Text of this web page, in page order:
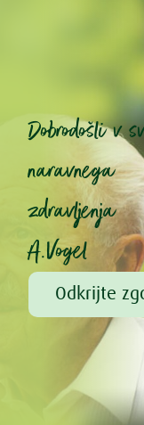
Dobrodošli v
naravnega
zdravljenja
A.Vogel
Odkrijte